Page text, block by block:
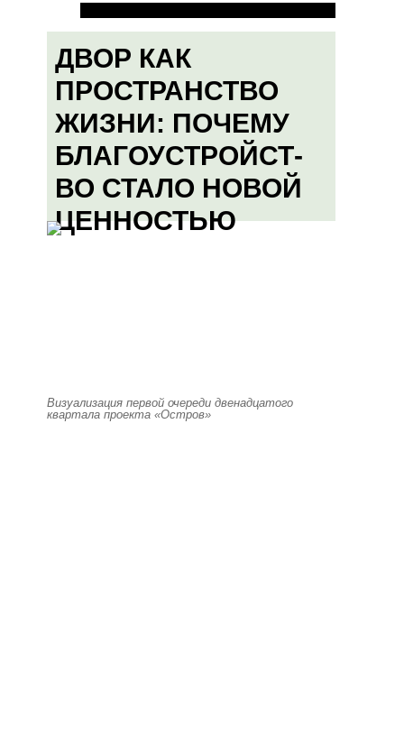
ДВОР КАК
ПРОСТРАНСТВО
ЖИЗНИ: ПОЧЕМУ
БЛАГОУСТРОЙСТ-
ВО СТАЛО НОВОЙ
ЦЕННОСТЬЮ
Визуализация первой очереди двенадцатого
квартала проекта «Остров»